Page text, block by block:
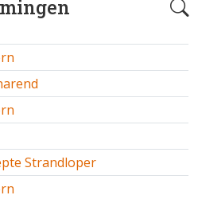
Strandloper